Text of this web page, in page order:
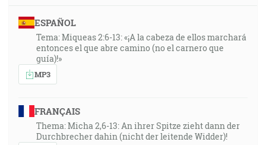
ESPAÑOL
Tema: Miqueas 2:6-13: «¡A la cabeza de ellos marchará
entonces el que abre camino (no el carnero que
guía)!»
MP3
FRANÇAIS
Thema: Micha 2,6-13: An ihrer Spitze zieht dann der
Durchbrecher dahin (nicht der leitende Widder)!